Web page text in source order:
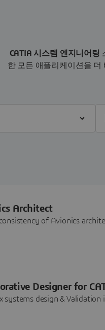
CATIA 시스템 엔지니어링
한 모든 애플리케이션을 더
Architect
of Avionics
Designer for
systems design &